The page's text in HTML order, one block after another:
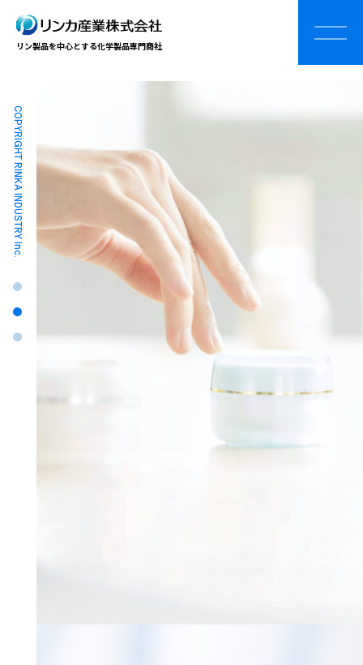
リン製品を中心とする化学製品専門商社
COPYRIGHT RINKA INDUSTRY Inc.